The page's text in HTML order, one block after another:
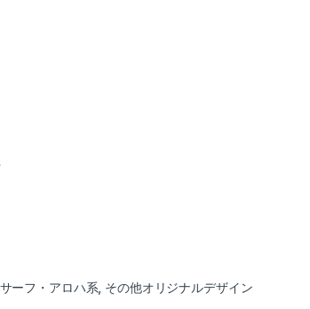
サーフ・アロハ系 その他オリジナルデザイン